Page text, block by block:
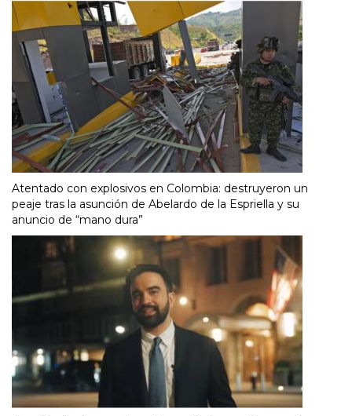
Atentado con explosivos en Colombia: destruyeron un
peaje tras la asunción de Abelardo de la Espriella y su
anuncio de “mano dura”